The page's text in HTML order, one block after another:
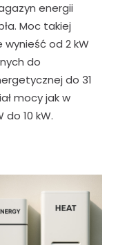
energii
Moc takiej
od 2 kW
do
do 31
mocy jak w
10 kW.